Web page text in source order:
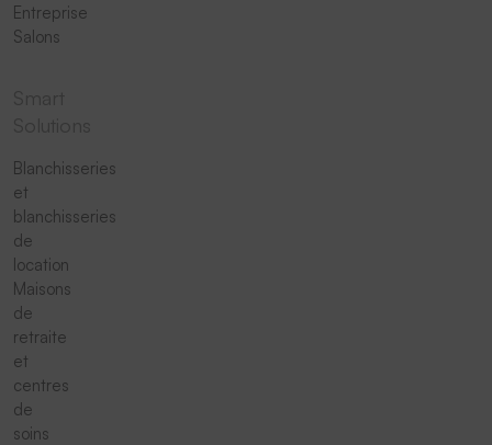
Entreprise
Salons
Blanchisseries
et
blanchisseries
de
location
Maisons
de
retraite
et
centres
de
soins